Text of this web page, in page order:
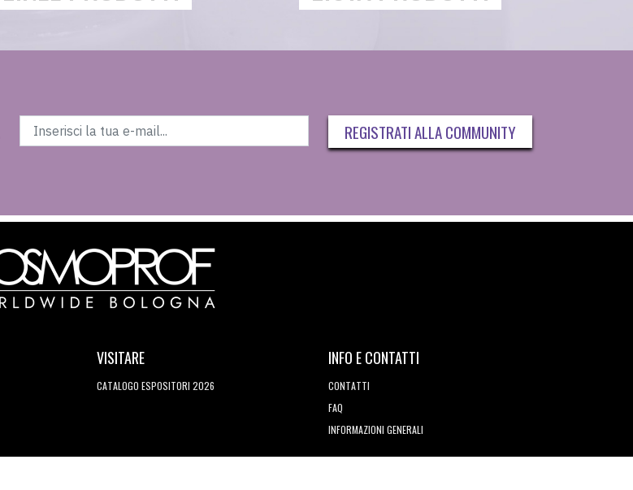
REGISTRATI ALLA COMMUNITY
VISITARE
CATALOGO ESPOSITORI 2026
INFO E CONTATTI
CONTATTI
FAQ
INFORMAZIONI GENERALI